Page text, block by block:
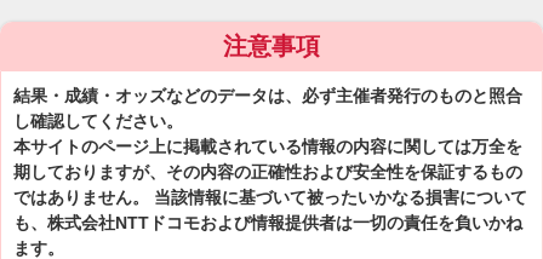
注意事項
結果・成績・オッズなどのデータは、必ず主催者発行のものと照合
し確認してください。
本サイトのページ上に掲載されている情報の内容に関しては万全を
期しておりますが、その内容の正確性および安全性を保証するもの
ではありません。 当該情報に基づいて被ったいかなる損害について
も、株式会社NTTドコモおよび情報提供者は一切の責任を負いかね
ます。